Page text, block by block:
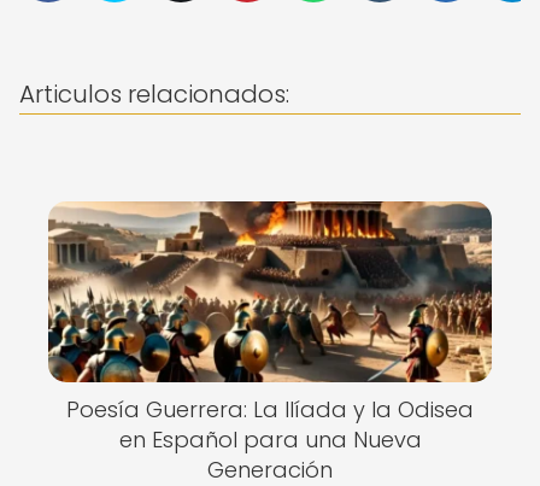
Articulos relacionados:
Poesía Guerrera: La Ilíada y la Odisea
en Español para una Nueva
Generación